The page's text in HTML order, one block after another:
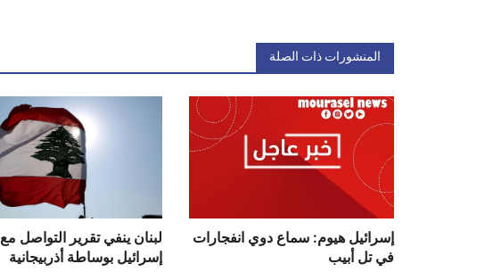
المنشورات ذات الصلة
إسرائيل هيوم: سماع دوي انفجارات
في تل أبيب
لبنان ينفي تقرير التواصل مع
إسرائيل بوساطة أذربيجانية